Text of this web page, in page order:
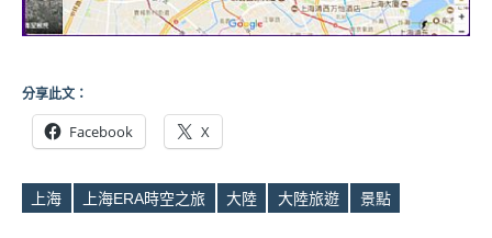
分享此文：
Facebook X
Tags
上海 上海ERA時空之旅 大陸 大陸旅遊 景點